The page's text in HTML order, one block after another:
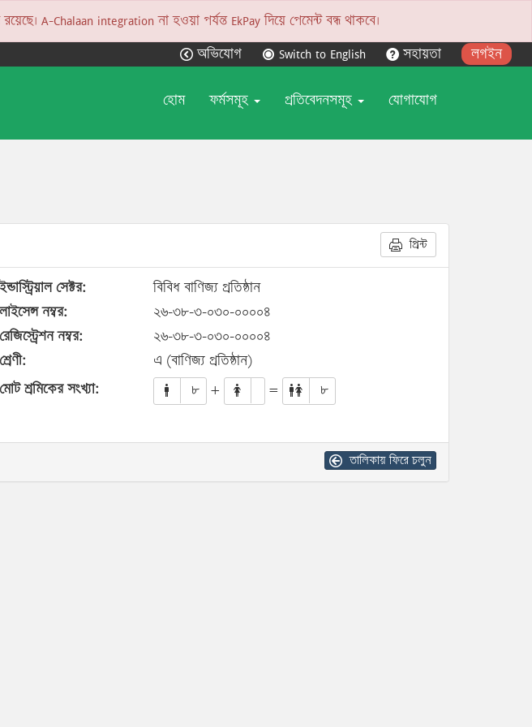
A-Chalaan integration না হওয়া পর্যন্ত EkPay দিয়ে পেমেন্ট বন্ধ থাকবে।
অভিযোগ Switch to English সহায়তা লগইন
হোম ফর্মসমূহ প্রতিবেদনসমূহ যোগাযোগ
প্রিন্ট
ইন্ডাস্ট্রিয়াল সেক্টর:
বিবিধ বাণিজ্য প্রতিষ্ঠান
লাইসেন্স নম্বর:
২৬-৩৮-৩-০৩০-০০০০৪
রেজিস্ট্রেশন নম্বর:
২৬-৩৮-৩-০৩০-০০০০৪
শ্রেণী:
এ (বাণিজ্য প্রতিষ্ঠান)
মোট শ্রমিকের সংখ্যা:
৮ + = ৮
তালিকায় ফিরে চলুন